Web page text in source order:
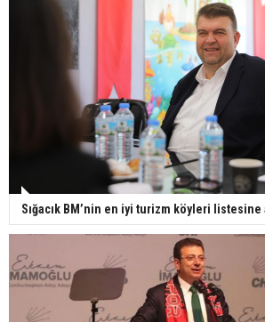
Sığacık BM’nin en iyi turizm köyleri listesine